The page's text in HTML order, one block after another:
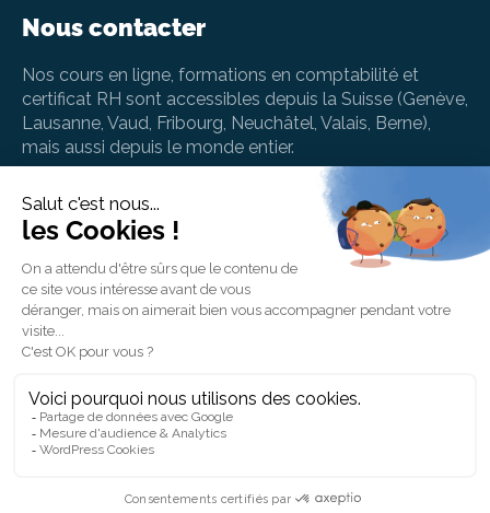
Nous contacter
Nos cours en ligne, formations en comptabilité et
certificat RH sont accessibles depuis la Suisse (Genève,
Lausanne, Vaud, Fribourg, Neuchâtel, Valais, Berne),
mais aussi depuis le monde entier.
info@betterstudy.ch
+41 (0) 22 535 41 94
BetterStudy SA, Rue de Chantepoulet 10, 1201
Genève, Suisse
BetterStudy AG, Strehlgasse 2, 8001 Zürich,
Schweiz
formation ? Contactez notre support